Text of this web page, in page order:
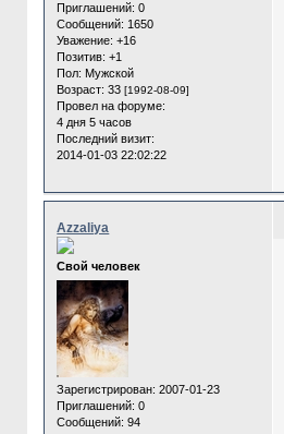
Приглашений: 0
Сообщений: 1650
Уважение: +16
Позитив: +1
Пол: Мужской
Возраст: 33[1992-08-09]
Провел на форуме:
4 дня 5 часов
Последний визит:
2014-01-03 22:02:22
Azzaliya
Cвой человек
Зарегистрирован: 2007-01-23
Приглашений: 0
Сообщений: 94